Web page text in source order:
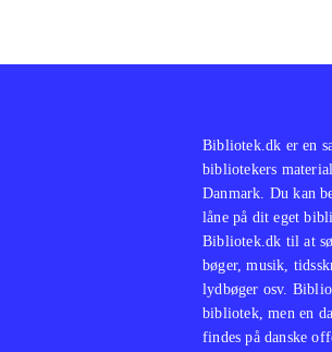
Bibliotek.dk er en
bibliotekers
Danmark. Du kan
låne på dit eget
Bibliotek.dk til at
bøger, musik,
lydbøger osv.
bibliotek, men en
findes på danske